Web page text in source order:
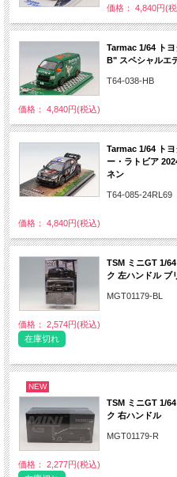
価格： 4,840円(
Tarmac 1/64 ト
B" スペシャルエ
T64-038-HB
価格： 4,840円(税込)
Tarmac 1/64 ト
ー・ラトビア
ネン
T64-085-24RL69
価格： 4,840円(税込)
TSM ミニGT 1/
ク 左ハンドル ブ
MGT01179-BL
価格： 2,574円(税込)
在庫切れ
NEW
TSM ミニGT 1/
ク 右ハンドル
MGT01179-R
価格： 2,277円(税込)